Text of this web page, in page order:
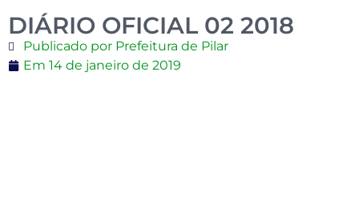
DIÁRIO OFICIAL 02 2018
Publicado por Prefeitura de Pilar
Em 14 de janeiro de 2019